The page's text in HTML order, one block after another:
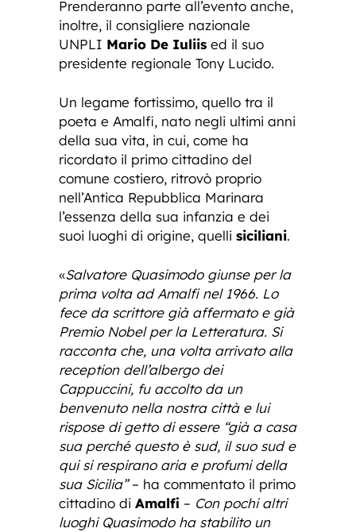
Prenderanno parte all’evento anche,
inoltre, il consigliere nazionale
UNPLI Mario De Iuliis ed il suo
presidente regionale Tony Lucido.
Un legame fortissimo, quello tra il
poeta e Amalfi, nato negli ultimi anni
della sua vita, in cui, come ha
ricordato il primo cittadino del
comune costiero, ritrovò proprio
nell’Antica Repubblica Marinara
l’essenza della sua infanzia e dei
suoi luoghi di origine, quelli siciliani.
«Salvatore Quasimodo giunse per la
prima volta ad Amalfi nel 1966. Lo
fece da scrittore già affermato e già
Premio Nobel per la Letteratura. Si
racconta che, una volta arrivato alla
reception dell’albergo dei
Cappuccini, fu accolto da un
benvenuto nella nostra città e lui
rispose di getto di essere “già a casa
sua perché questo è sud, il suo sud e
qui si respirano aria e profumi della
sua Sicilia”– ha commentato il primo
cittadino di Amalfi – Con pochi altri
luoghi Quasimodo ha stabilito un